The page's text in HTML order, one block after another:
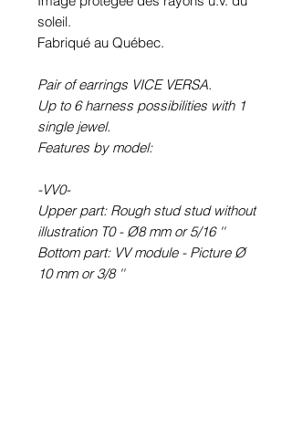
soleil.
Fabriqué au Québec.
Pair of earrings VICE VERSA.
Up to 6 harness possibilities with 1
single jewel.
Features by model:
-VV0-
Upper part: Rough stud stud without
illustration T0 - Ø8 mm or 5/16 ''
Bottom part: VV module - Picture Ø
10 mm or 3/8 ''